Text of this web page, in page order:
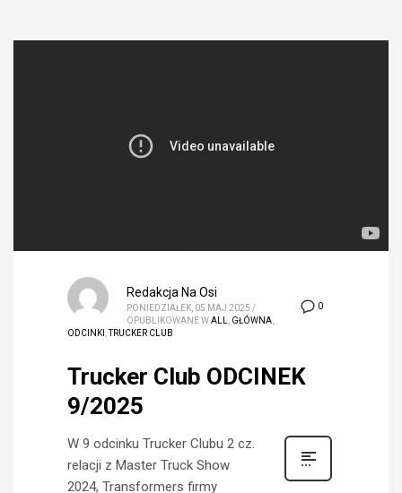
0
Redakcja Na Osi
PONIEDZIAŁEK, 05 MAJ 2025 /
OPUBLIKOWANE WALL, GŁÓWNA,
ODCINKI , TRUCKER CLUB
Trucker Club ODCINEK
9/2025
W 9 odcinku Trucker Clubu 2 cz.
relacji z Master Truck Show
2024, Transformers firmy